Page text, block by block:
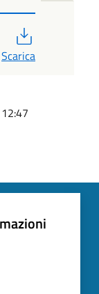
Scarica